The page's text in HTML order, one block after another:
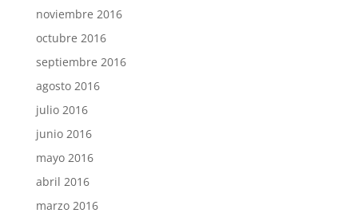
noviembre 2016
octubre 2016
septiembre 2016
agosto 2016
julio 2016
junio 2016
mayo 2016
abril 2016
marzo 2016